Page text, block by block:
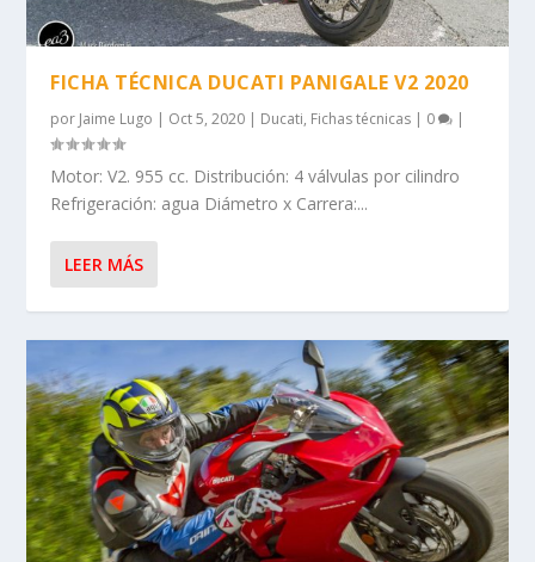
FICHA TÉCNICA DUCATI PANIGALE V2 2020
por Jaime Lugo | Oct 5, 2020 | Ducati, Fichas técnicas | 0 |
Motor: V2. 955 cc. Distribución: 4 válvulas por cilindro
Refrigeración: agua Diámetro x Carrera:...
LEER MÁS